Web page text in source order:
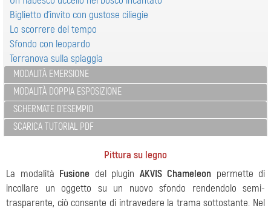
Biglietto d’invito con gustose ciliegie
Lo scorrere del tempo
Sfondo con leopardo
Terranova sulla spiaggia
MODALITÀ EMERSIONE
MODALITÀ DOPPIA ESPOSIZIONE
SCHERMATE D'ESEMPIO
SCARICA TUTORIAL PDF
Pittura su legno
La modalità Fusione del plugin AKVIS Chameleon permette di
incollare un oggetto su un nuovo sfondo rendendolo semi-
trasparente, ciò consente di intravedere la trama sottostante. Nel